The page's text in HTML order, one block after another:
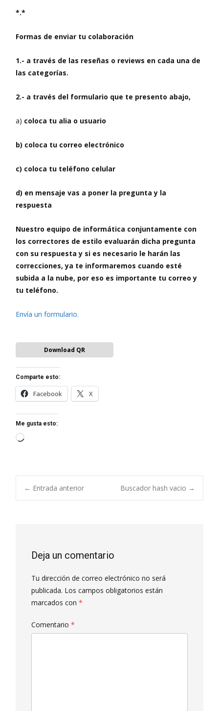
*.*
Formas de enviar tu colaboración
1.- a través de las reseñas o reviews en cada una de
las categorías.
2.- a través del formulario que te presento abajo,
a) coloca tu alia o usuario
b) coloca tu correo electrónico
c) coloca tu teléfono celular
d) en mensaje vas a poner la pregunta y la
respuesta
Nuestro equipo de informática conjuntamente con
los correctores de estilo evaluarán dicha pregunta
con su respuesta y si es necesario le harán las
correcciones, ya te informaremos cuando esté
subida a la nube, por eso es importante tu correo y
tu teléfono.
Envía un formulario.
Download QR
Comparte esto:
Facebook X
Me gusta esto:
Loading…
Navegación
entradas
← Entrada anterior Buscador hash vacio →
Deja un comentario
Tu dirección de correo electrónico no será
publicada. Los campos obligatorios están
marcados con *
Comentario *